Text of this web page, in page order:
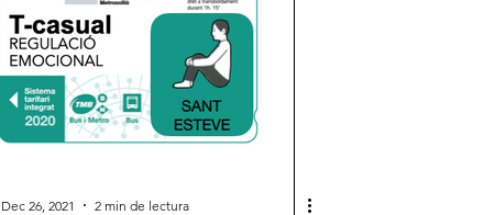
Dec 26, 2021 2 min de lectura